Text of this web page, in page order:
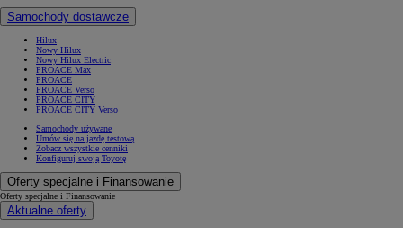
Samochody dostawcze
Hilux
Nowy Hilux
Nowy Hilux Electric
PROACE Max
PROACE
PROACE Verso
PROACE CITY
PROACE CITY Verso
Samochody używane
Umów się na jazdę testową
Zobacz wszystkie cenniki
Konfiguruj swoją Toyotę
Oferty specjalne i Finansowanie
Oferty specjalne i Finansowanie
Aktualne oferty